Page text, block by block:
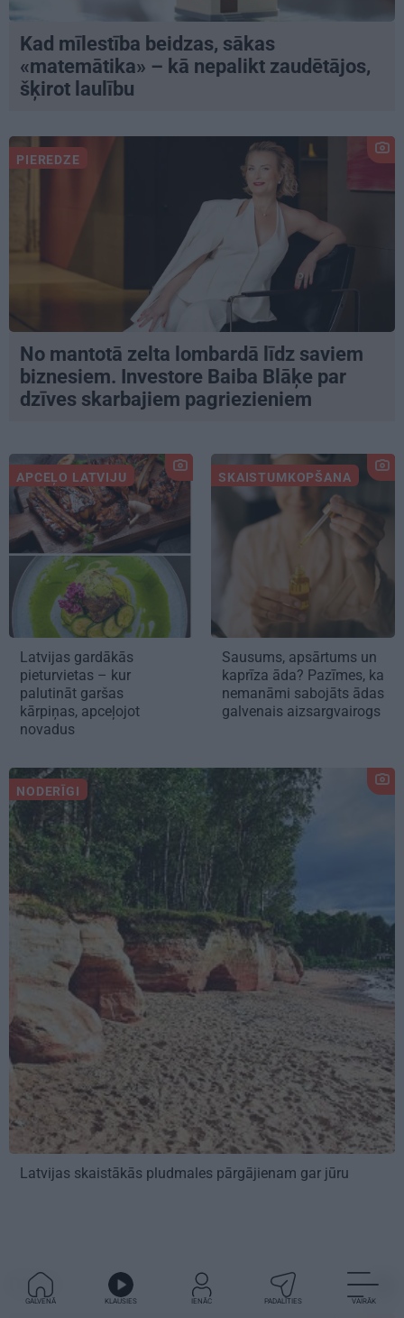
Kad mīlestība beidzas, sākas
«matemātika» – kā nepalikt zaudētājos,
šķirot laulību
PIEREDZE
No mantotā zelta lombardā līdz saviem
biznesiem. Investore Baiba Blāķe par
dzīves skarbajiem pagriezieniem
APCEĻO LATVIJU
Latvijas gardākās
pieturvietas – kur
palutināt garšas
kārpiņas, apceļojot
novadus
SKAISTUMKOPŠANA
Sausums, apsārtums un
kaprīza āda? Pazīmes, ka
nemanāmi sabojāts ādas
galvenais aizsargvairogs
NODERĪGI
Latvijas skaistākās pludmales pārgājienam gar jūru
DEKO
GALVENĀ KLAUSIES IENĀC PADALĪTIES VAIRĀK